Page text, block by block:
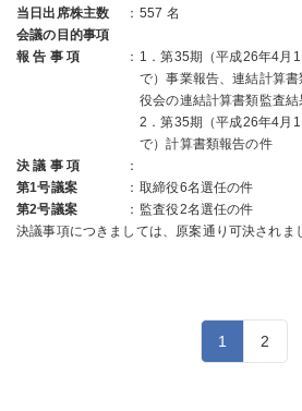
当日出席株主数
： 557 名
会議の目的事項
報 告 事 項
： 1．第35期（平成26年4月
で）事業報告、連結計算
役会の連結計算書類監査
2．第35期（平成26年4月
で）計算書類報告の件
決 議 事 項
：
第1号議案
： 取締役6名選任の件
第2号議案
： 監査役2名選任の件
決議事項につきましては、原案通り可決されま
1 2